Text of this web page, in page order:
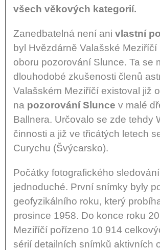
všech věkových kategorií.
Zanedbatelná není ani vlastní
byl Hvězdárně Valašské
oboru pozorování Slunce. Ta se
dlouhodobé zkušenosti členů
Valašském Meziříčí existoval již
na pozorování Slunce v malé
Ballnera. Určovalo se zde tehdy
činnosti a již ve třicátých letech
Curychu (Švýcarsko).
Počátky fotografického
jednoduché. První snímky byly
geofyzikálního roku, který
prosince 1958. Do konce roku
Meziříčí pořízeno 10 914
sérií detailních snímků aktivních